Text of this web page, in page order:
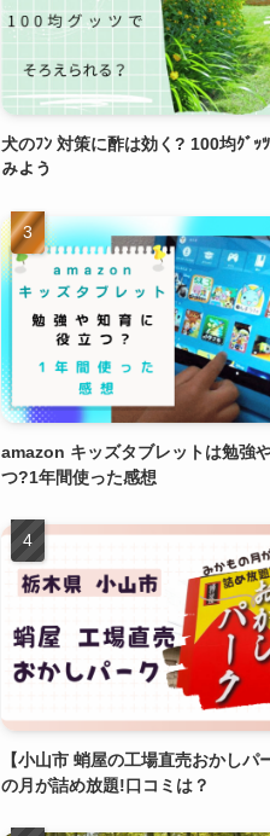
犬のﾌﾝ 対策に酢は効く? 100均ｸﾞｯ
みよう
amazon キッズタブレットは勉強
つ?1年間使った感想
【小山市 蛸屋の工場直売おかしパ
の月が詰め放題!口コミは？